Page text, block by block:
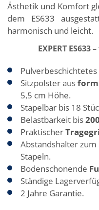
Ästhetik und Komfort
dem ES633
harmonisch und leicht.
EXPERT
Pulverbeschichtetes
Sitzpolster aus
5,5 cm Höhe.
Stapelbar bis 18
Belastbarkeit bis
Praktischer
Abstandshalterzum
Stapeln.
Bodenschonende
Ständige
2 Jahre Garantie.